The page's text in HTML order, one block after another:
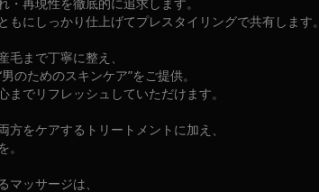
再現性を徹底的に追求します。
もにしっかり仕上げてプレスタイリングで共有します。
毛まで丁寧に整え、
のためのスキンケア”をご提供。
でリフレッシュしていただけます。
をケアするトリートメントに加え、
。
マッサージは、